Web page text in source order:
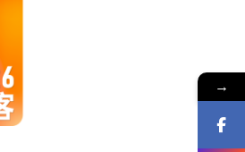
→